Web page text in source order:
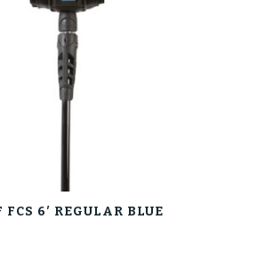
FCS 6′ REGULAR BLUE